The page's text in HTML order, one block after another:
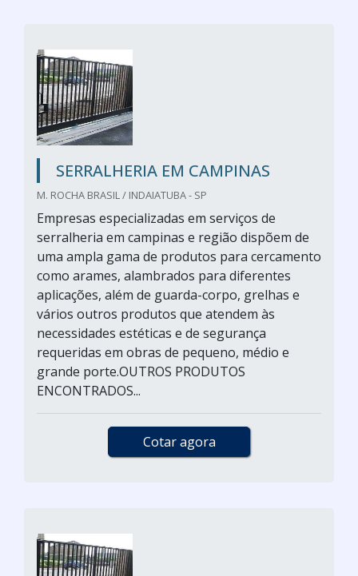
SERRALHERIA EM CAMPINAS
M. ROCHA BRASIL / INDAIATUBA - SP
Empresas especializadas em serviços de
serralheria em campinas e região dispõem de
uma ampla gama de produtos para cercamento
como arames, alambrados para diferentes
aplicações, além de guarda-corpo, grelhas e
vários outros produtos que atendem às
necessidades estéticas e de segurança
requeridas em obras de pequeno, médio e
grande porte.OUTROS PRODUTOS
ENCONTRADOS...
Cotar agora